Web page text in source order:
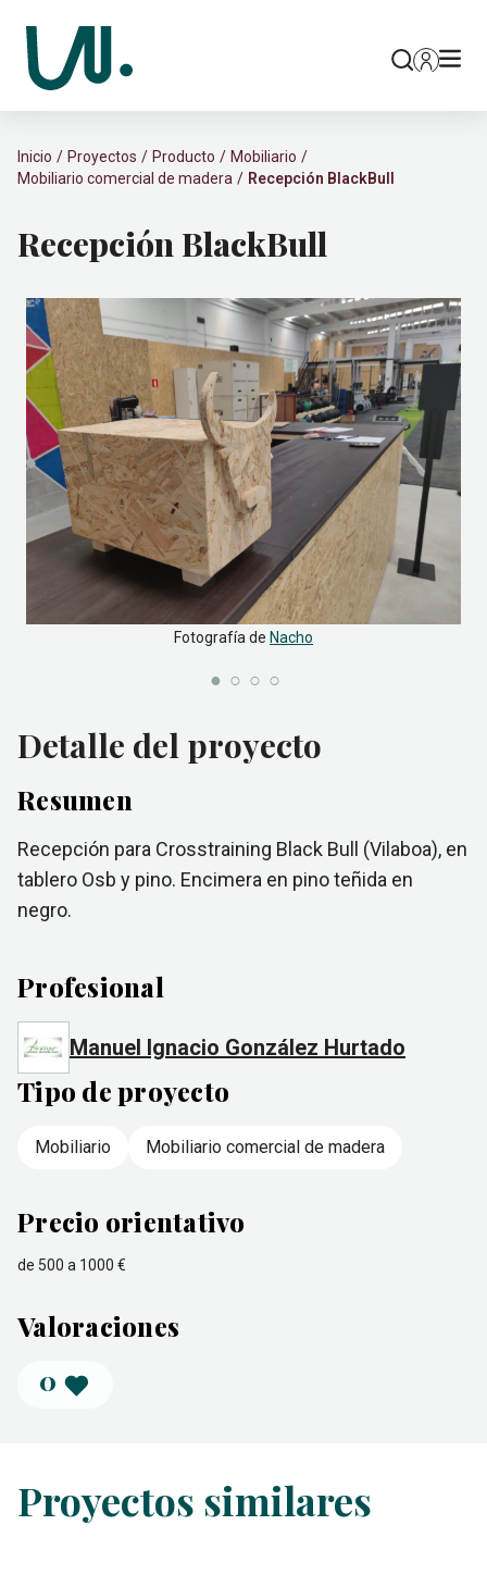
Inicio Proyectos Producto
Mobiliario
Mobiliario comercial de madera
Recepción BlackBull
Recepción BlackBull
Fotografía de Nacho
Detalle del proyecto
Resumen
Recepción para Crosstraining Black Bull (Vilaboa), en
tablero Osb y pino. Encimera en pino teñida en
negro.
Profesional
Manuel Ignacio González Hurtado
Tipo de proyecto
Mobiliario Mobiliario comercial de madera
Precio orientativo
de 500 a 1000 €
Valoraciones
0
Proyectos similares